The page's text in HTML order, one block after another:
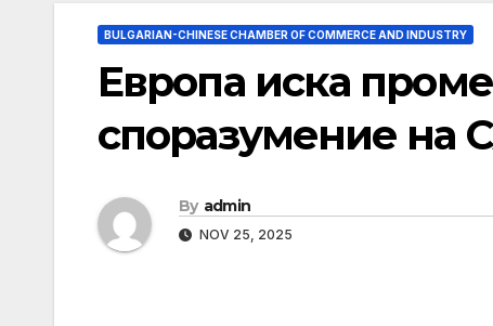
BULGARIAN-CHINESE CHAMBER OF COMMERCE AND INDUSTRY
Европа иска
споразумение на
By admin
NOV 25, 2025